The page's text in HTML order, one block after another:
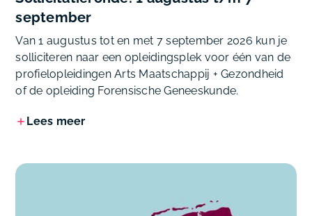
september
Van 1 augustus tot en met 7 september 2026 kun je
solliciteren naar een opleidingsplek voor één van de
profielopleidingen Arts Maatschappij + Gezondheid
of de opleiding Forensische Geneeskunde.
Lees meer